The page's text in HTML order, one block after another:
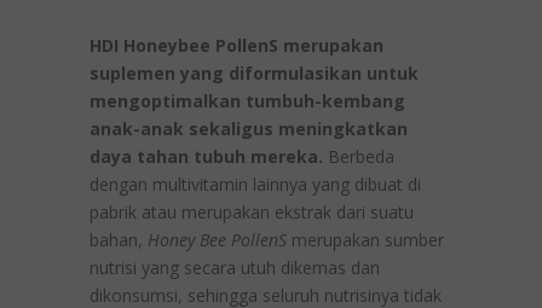
HDI Honeybee PollenS merupakan
suplemen yang diformulasikan untuk
mengoptimalkan tumbuh-kembang
anak-anak sekaligus meningkatkan
daya tahan tubuh mereka. Berbeda
dengan multivitamin lainnya yang dibuat di
pabrik atau merupakan ekstrak dari suatu
bahan, Honey Bee PollenS merupakan sumber
nutrisi yang secara utuh dikemas dan
dikonsumsi, sehingga seluruh nutrisinya tidak